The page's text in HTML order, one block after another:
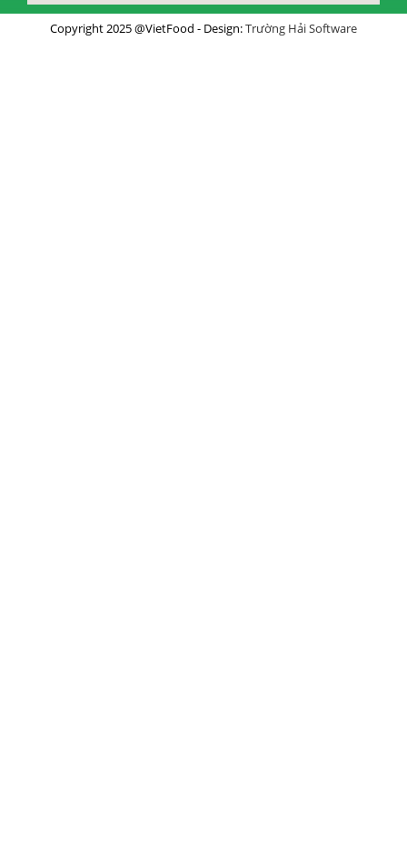
Copyright 2025 @VietFood - Design:Trường Hải Software